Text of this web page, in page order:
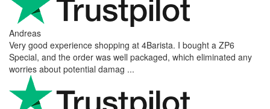
Andreas
Very good experience shopping at 4Barista. I bought a ZP6
Special, and the order was well packaged, which eliminated any
worries about potential damag ...